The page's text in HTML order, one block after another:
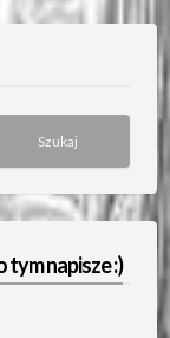
tym napisze :)